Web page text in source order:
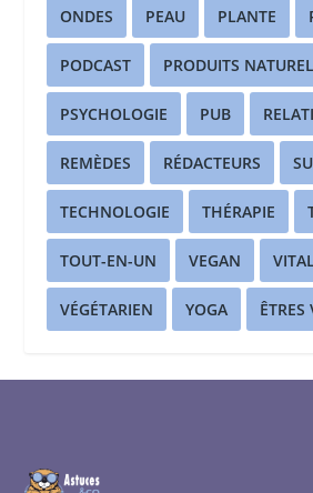
ONDES PEAU PLANTE
PODCAST PRODUITS
PSYCHOLOGIE PUB
REMÈDES RÉDACTEURS
TECHNOLOGIE THÉRAPIE
TOUT-EN-UN VEGAN
VÉGÉTARIEN YOGA ÊTRES